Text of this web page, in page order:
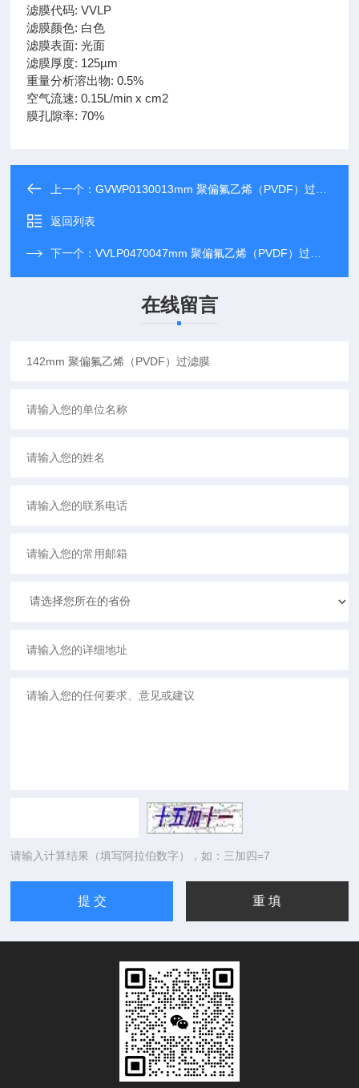
滤膜代码: VVLP
滤膜颜色: 白色
滤膜表面: 光面
滤膜厚度: 125µm
重量分析溶出物: 0.5%
空气流速: 0.15L/min x cm2
膜孔隙率: 70%
上一个：GVWP0130013mm 聚偏氟乙烯（PVDF）过滤膜
返回列表
下一个：VVLP0470047mm 聚偏氟乙烯（PVDF）过滤膜
在线留言
请输入计算结果（填写阿拉伯数字），如：三加四=7